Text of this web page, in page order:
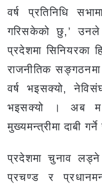
वर्ष प्रतिनिधि
गरिसकेको छु,’
प्रदेशमा सिनियरका
राजनीतिक
वर्ष भइसक्यो,
भइसक्यो । अब
मुख्यमन्त्रीमा दाबी
प्रदेशमा चुनाव लड्ने
प्रचण्ड र